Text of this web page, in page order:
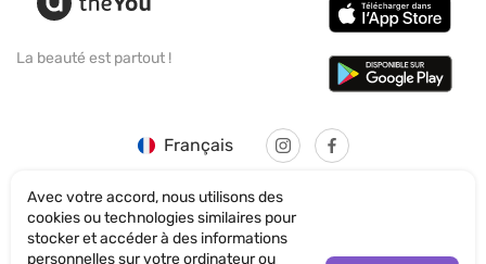
La beauté est partout !
Français
Avec votre accord, nous utilisons des
cookies ou technologies similaires pour
stocker et accéder à des informations
personnelles sur votre ordinateur ou